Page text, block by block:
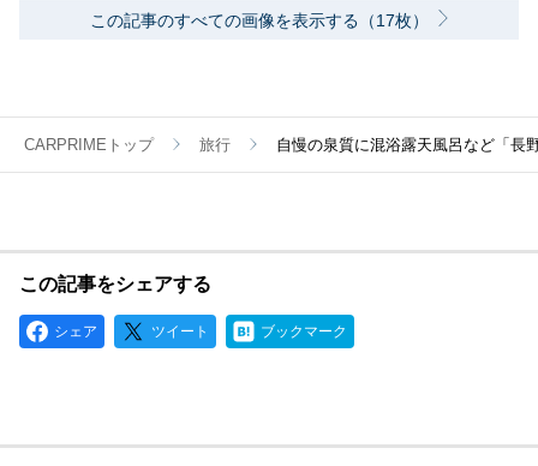
この記事のすべての画像を表示する（17枚）
CARPRIMEトップ 旅行 自慢の泉質に混浴露天風呂など「長
この記事をシェアする
シェア ツイート ブックマーク